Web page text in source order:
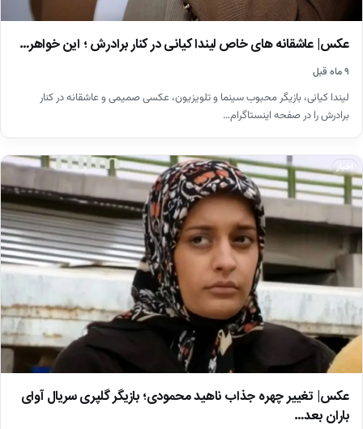
عکس| عاشقانه های خاص لیندا کیانی در کنار برادرش ؛ این خواهر…
۹ ماه قبل
لیندا کیانی، بازیگر محبوب سینما و تلویزیون، عکسی صمیمی و عاشقانه در کنار
برادرش را در صفحه اینستاگرام…
اخبار
عکس| تغییر چهره جذاب ناهید محمودی؛ بازیگر گلپری سریال آوای
باران بعد…